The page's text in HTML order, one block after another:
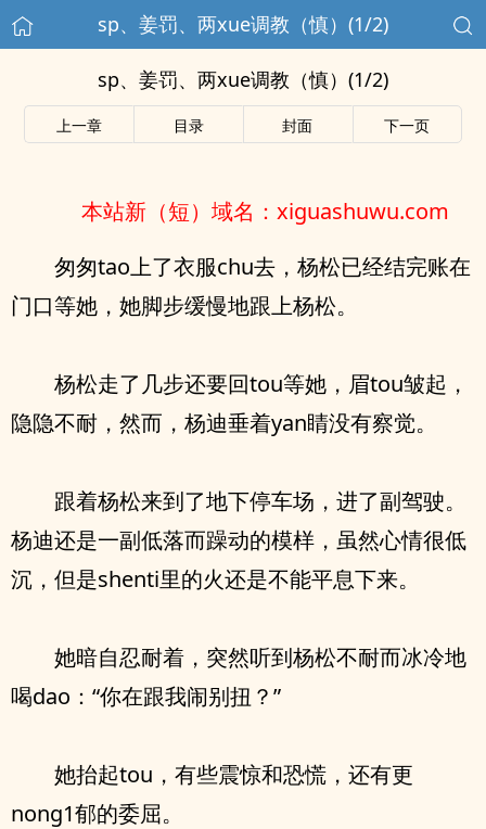
sp、姜罚、两xue调教（慎）(1/2)
sp、姜罚、两xue调教（慎）(1/2)
上一章 目录 封面 下一页
本站新（短）域名：xiguashuwu.com
匆匆tao上了衣服chu去，杨松已经结完账在
门口等她，她脚步缓慢地跟上杨松。
杨松走了几步还要回tou等她，眉tou皱起，
隐隐不耐，然而，杨迪垂着yan睛没有察觉。
跟着杨松来到了地下停车场，进了副驾驶。
杨迪还是一副低落而躁动的模样，虽然心情很低
沉，但是shenti里的火还是不能平息下来。
她暗自忍耐着，突然听到杨松不耐而冰冷地
喝dao：“你在跟我闹别扭？”
她抬起tou，有些震惊和恐慌，还有更
nong1郁的委屈。